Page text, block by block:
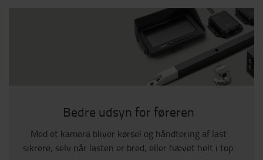
Bedre udsyn for føreren
Med et kamera bliver kørsel og håndtering af last
sikrere, selv når lasten er bred, eller hævet helt i top.